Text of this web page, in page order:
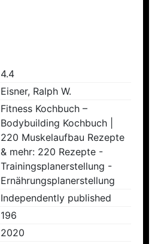
4.4
Eisner, Ralph W.
Fitness Kochbuch –
Bodybuilding Kochbuch |
220 Muskelaufbau Rezepte
& mehr: 220 Rezepte -
Trainingsplanerstellung -
Ernährungsplanerstellung
Independently published
196
2020